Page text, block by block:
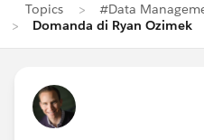
Topics
#Data
Domanda di Ryan Ozimek